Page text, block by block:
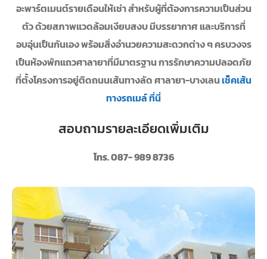
อะพาร์ตเมนต์รายเดือนให้เช่า สำหรับผู้ที่ต้องการความเป็นส่วน
ตัว ด้วยสภาพแวดล้อมเงียบสงบ มีบรรยากาศ และบริการที่
อบอุ่นเป็นกันเอง พร้อมสิ่งอำนวยความสะดวกต่าง ๆ ครบวงจร
เป็นห้องพักแถวศาลายาที่มีมาตรฐาน การรักษาความปลอดภัย
ที่ตั้งโครงการอยู่ติดถนนเส้นทางลัด ศาลายา-บางเลนเช็คเส้น
ทางรถเมล์ ที่นี่
สอบถามรายละเอียดเพิ่มเติม
โทร. 087- 989 8736